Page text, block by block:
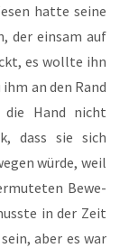
hat­te sei­ne
der ein­sam auf
es woll­te ihn
an den Rand
Hand nicht
dass sie sich
wür­de, weil
Bewe­
in der Zeit
aber es war